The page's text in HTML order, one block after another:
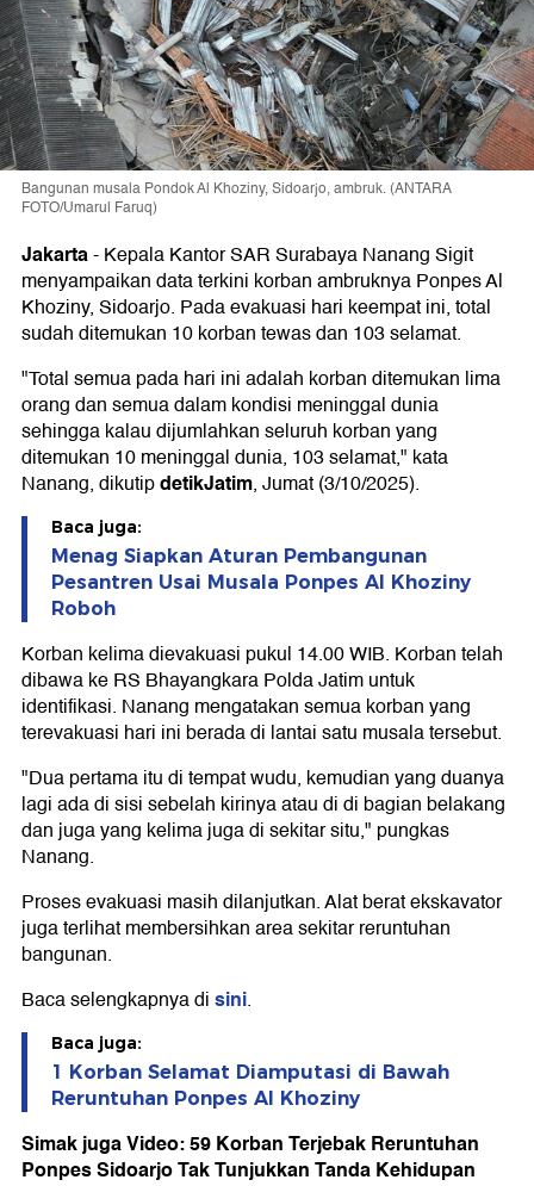
Bangunan musala Pondok Al Khoziny, Sidoarjo, ambruk. (ANTARA
FOTO/Umarul Faruq)
Jakarta-Kepala Kantor SAR Surabaya Nanang Sigit
menyampaikan data terkini korban ambruknya Ponpes Al
Khoziny, Sidoarjo. Pada evakuasi hari keempat ini, total
sudah ditemukan 10 korban tewas dan 103 selamat.
"Total semua pada hari ini adalah korban ditemukan lima
orang dan semua dalam kondisi meninggal dunia
sehingga kalau dijumlahkan seluruh korban yang
ditemukan 10 meninggal dunia, 103 selamat," kata
Nanang, dikutipdetikJatim, Jumat (3/10/2025).
Baca juga:
Menag Siapkan Aturan Pembangunan
Pesantren Usai Musala Ponpes Al Khoziny
Roboh
Korban kelima dievakuasi pukul 14.00 WIB. Korban telah
dibawa ke RS Bhayangkara Polda Jatim untuk
identifikasi. Nanang mengatakan semua korban yang
terevakuasi hari ini berada di lantai satu musala tersebut.
"Dua pertama itu di tempat wudu, kemudian yang duanya
lagi ada di sisi sebelah kirinya atau di di bagian belakang
dan juga yang kelima juga di sekitar situ," pungkas
Nanang.
Proses evakuasi masih dilanjutkan. Alat berat ekskavator
juga terlihat membersihkan area sekitar reruntuhan
bangunan.
Baca selengkapnya disini.
Baca juga:
1 Korban Selamat Diamputasi di Bawah
Reruntuhan Ponpes Al Khoziny
Simak juga Video: 59 Korban Terjebak Reruntuhan
Ponpes Sidoarjo Tak Tunjukkan Tanda Kehidupan